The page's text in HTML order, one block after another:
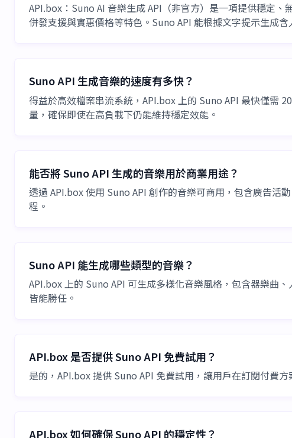
API.box：Suno AI 音樂生成 API（非官方）是一項提供穩定
併發支援與實惠價格等特色。Suno API 能根據文字提示生成
Suno API 生成音樂的速度有多快？
得益於高效檔案串流系統，API.box 上的 Suno API 最快僅需
量，確保即使在高負載下仍能維持穩定效能。
能否將 Suno API 生成的音樂用於商業用途？
透過 API.box 使用 Suno API 創作的音樂可商用，包含廣告活
程。
Suno API 能生成哪些類型的音樂？
API.box 上的 Suno API 可生成多樣化音樂風格，包含器樂曲
皆能勝任。
API.box 是否提供 Suno API 免費試用？
是的，API.box 提供 Suno API 免費試用，讓用戶在訂閱付費
API.box 如何確保 Suno API 的穩定性？